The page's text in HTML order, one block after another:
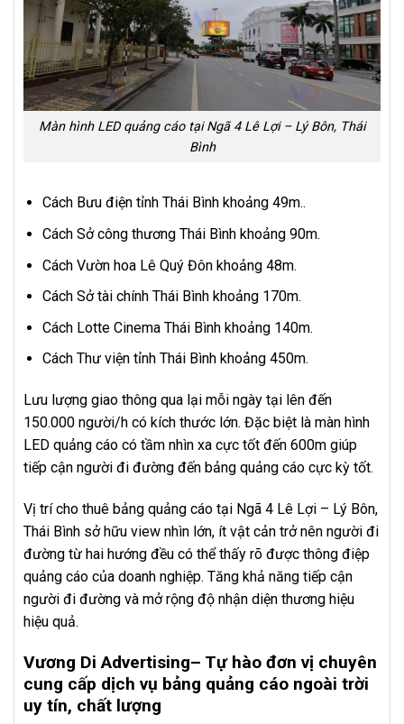
Màn hình LED quảng cáo tại Ngã 4 Lê Lợi – Lý Bôn, Thái
Bình
Cách Bưu điện tỉnh Thái Bình khoảng 49m..
Cách Sở công thương Thái Bình khoảng 90m.
Cách Vườn hoa Lê Quý Đôn khoảng 48m.
Cách Sở tài chính Thái Bình khoảng 170m.
Cách Lotte Cinema Thái Bình khoảng 140m.
Cách Thư viện tỉnh Thái Bình khoảng 450m.
Lưu lượng giao thông qua lại mỗi ngày tại lên đến
150.000 người/h có kích thước lớn. Đặc biệt là màn hình
LED quảng cáo có tầm nhìn xa cực tốt đến 600m giúp
tiếp cận người đi đường đến bảng quảng cáo cực kỳ tốt.
Vị trí cho thuê bảng quảng cáo tại Ngã 4 Lê Lợi – Lý Bôn,
Thái Bình sở hữu view nhìn lớn, ít vật cản trở nên người đi
đường từ hai hướng đều có thể thấy rõ được thông điệp
quảng cáo của doanh nghiệp. Tăng khả năng tiếp cận
người đi đường và mở rộng độ nhận diện thương hiệu
hiệu quả.
Vương Di Advertising– Tự hào đơn vị chuyên
cung cấp dịch vụ bảng quảng cáo ngoài trời
uy tín, chất lượng